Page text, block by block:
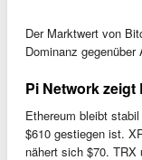
Der Marktwert von
Dominanz
Pi Network zeigt
Ethereum bleibt
$610 gestiegen ist.
nähert sich $70. TRX